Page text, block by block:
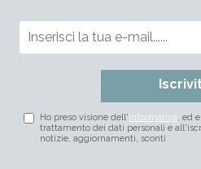
Ho preso visione dell'informativa, ed
trattamento dei dati personali e
notizie, aggiornamenti, sconti